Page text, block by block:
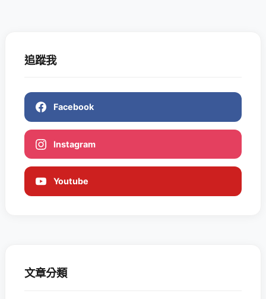
追蹤我
Facebook
Instagram
Youtube
文章分類